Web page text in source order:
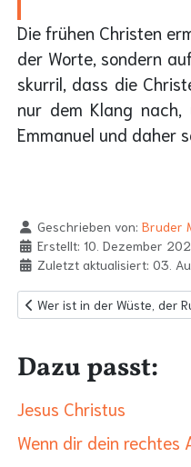
Die frühen Christen
der Worte, sondern
skurril, dass die
nur dem Klang nach,
Emmanuel und daher
Geschrieben von: Bruder
Erstellt: 10. Dezember
Zuletzt aktualisiert: 03.
Vorheriger Beitrag: Wer ist in
Wer ist in der Wüste, der
Dazu passt:
Jesus Christus
Wenn dir dein rechtes